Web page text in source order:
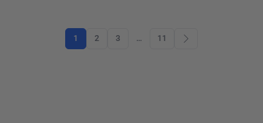
1 2 3 … 11